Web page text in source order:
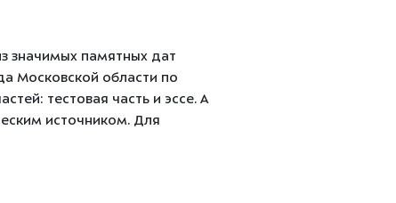
значимых памятных дат
Московской области по
тестовая часть и эссе. А
источником. Для